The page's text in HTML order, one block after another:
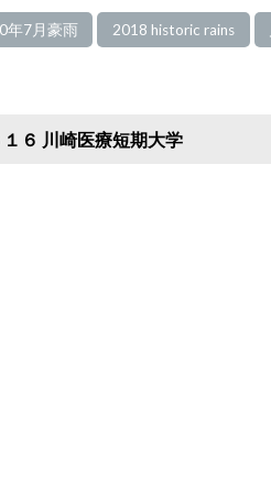
年7月豪雨 2018 historic rains
６ 川崎医療短期大学